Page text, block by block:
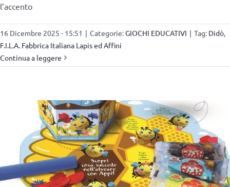
l’accento
16 Dicembre 2025 - 15:51 | Categorie:GIOCHI EDUCATIVI | Tag: Didò,
F.I.L.A. Fabbrica Italiana Lapis ed Affini
Continua a leggere